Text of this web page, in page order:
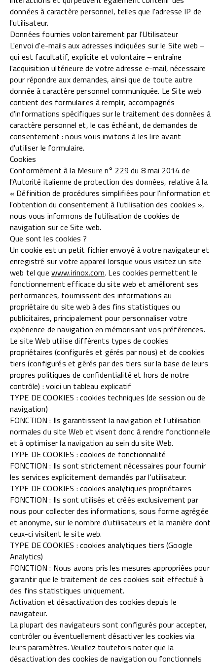
données à caractère personnel, telles que l'adresse IP de
l'utilisateur.
Données fournies volontairement par l'Utilisateur
L'envoi d'e-mails aux adresses indiquées sur le Site web –
qui est facultatif, explicite et volontaire – entraîne
l'acquisition ultérieure de votre adresse e-mail, nécessaire
pour répondre aux demandes, ainsi que de toute autre
donnée à caractère personnel communiquée. Le Site web
contient des formulaires à remplir, accompagnés
d'informations spécifiques sur le traitement des données à
caractère personnel et, le cas échéant, de demandes de
consentement : nous vous invitons à les lire avant
d'utiliser le formulaire.
Cookies
Conformément à la Mesure n° 229 du 8 mai 2014 de
l'Autorité italienne de protection des données, relative à la
« Définition de procédures simplifiées pour l'information et
l'obtention du consentement à l'utilisation des cookies »,
nous vous informons de l'utilisation de cookies de
navigation sur ce Site web.
Que sont les cookies ?
Un cookie est un petit fichier envoyé à votre navigateur et
enregistré sur votre appareil lorsque vous visitez un site
web tel que www.irinox.com. Les cookies permettent le
fonctionnement efficace du site web et améliorent ses
performances, fournissent des informations au
propriétaire du site web à des fins statistiques ou
publicitaires, principalement pour personnaliser votre
expérience de navigation en mémorisant vos préférences.
Le site Web utilise différents types de cookies
propriétaires (configurés et gérés par nous) et de cookies
tiers (configurés et gérés par des tiers sur la base de leurs
propres politiques de confidentialité et hors de notre
contrôle) : voici un tableau explicatif
TYPE DE COOKIES : cookies techniques (de session ou de
navigation)
FONCTION : Ils garantissent la navigation et l'utilisation
normales du site Web et visent donc à rendre fonctionnelle
et à optimiser la navigation au sein du site Web.
TYPE DE COOKIES : cookies de fonctionnalité
FONCTION : Ils sont strictement nécessaires pour fournir
les services explicitement demandés par l'utilisateur.
TYPE DE COOKIES : cookies analytiques propriétaires
FONCTION : Ils sont utilisés et créés exclusivement par
nous pour collecter des informations, sous forme agrégée
et anonyme, sur le nombre d'utilisateurs et la manière dont
ceux-ci visitent le site web.
TYPE DE COOKIES : cookies analytiques tiers (Google
Analytics)
FONCTION : Nous avons pris les mesures appropriées pour
garantir que le traitement de ces cookies soit effectué à
des fins statistiques uniquement.
Activation et désactivation des cookies depuis le
navigateur.
La plupart des navigateurs sont configurés pour accepter,
contrôler ou éventuellement désactiver les cookies via
leurs paramètres. Veuillez toutefois noter que la
désactivation des cookies de navigation ou fonctionnels